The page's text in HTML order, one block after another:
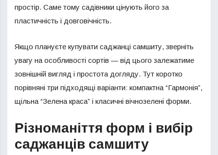
простір. Саме тому садівники цінують його за
пластичність і довговічність.
Якщо плануєте купувати саджанці самшиту, зверніть
увагу на особливості сортів — від цього залежатиме
зовнішній вигляд і простота догляду. Тут коротко
порівняні три підходящі варіанти: компактна “Гармонія”,
щільна “Зелена краса” і класичні вічнозелені форми.
Різноманіття форм і вибір
саджанців самшиту